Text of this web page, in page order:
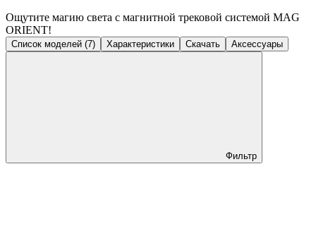
Ощутите магию света с магнитной трековой системой MAG
ORIENT!
Список моделей (7) Характеристики Скачать Аксессуары
Фильтр